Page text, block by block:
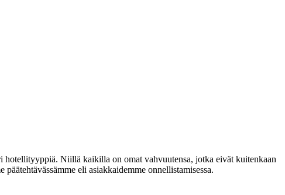
hotellityyppiä. Niillä kaikilla on omat vahvuutensa, jotka eivät kuitenkaan
eli asiakkaidemme onnellistamisessa.